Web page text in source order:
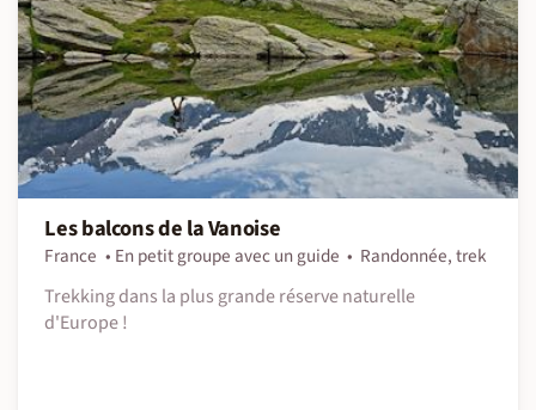
Les balcons de la Vanoise
France En petit groupe avec un guide
Randonnée, trek
Trekking dans la plus grande réserve naturelle
d'Europe !